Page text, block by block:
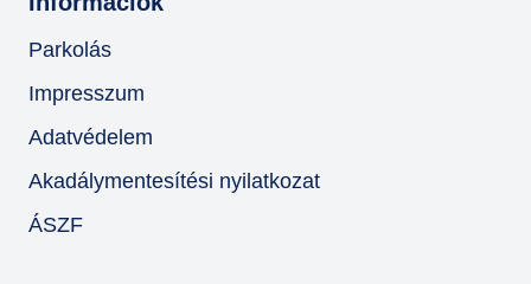
Parkolás
Impresszum
Adatvédelem
Akadálymentesítési nyilatkozat
ÁSZF